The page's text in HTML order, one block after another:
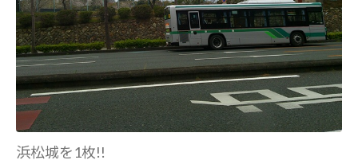
浜松城を1枚!!